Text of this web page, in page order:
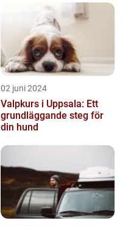
02 juni 2024
Valpkurs i Uppsala: Ett
grundläggande steg för
din hund